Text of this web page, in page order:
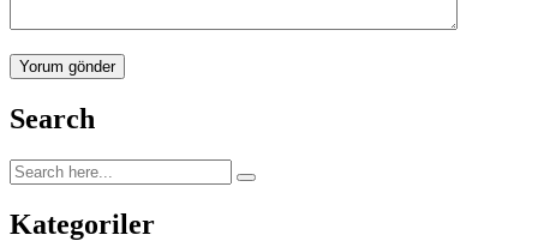
Yorum gönder
Search
Kategoriler